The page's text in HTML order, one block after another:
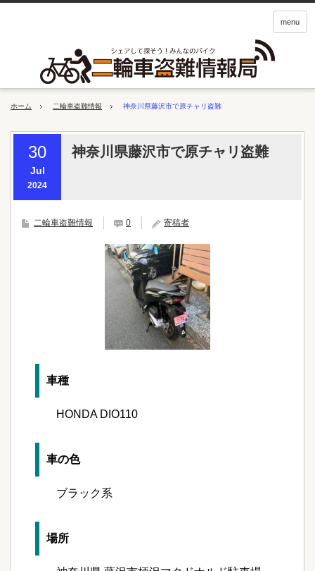
menu
ホーム 二輪車盗難情報 神奈川県藤沢市で原チャリ盗難
30
Jul
2024
神奈川県藤沢市で原チャリ盗難
二輪車盗難情報 0 寄稿者
車種
HONDA DIO110
車の色
ブラック系
場所